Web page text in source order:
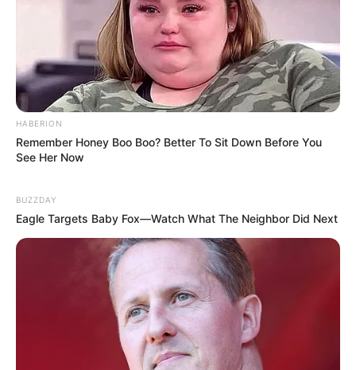
erleben, mit Superrutschen, spritzigen
Wasserspielen und mehreren Badebecken.
Informationen unterwww.celler-badeland.de.
Badeparadies Eiswiese in Göttingen - Auch wenn
das Sport- und Freizeitbad Eiswiese heißt, geht es
dort nicht eisig sondern eher sehr warm zu. Es gibt
zwei Schwimmhallen, einen Saunabereich, ein
Solebad, ein Babybecken und ein Außenbecken.
Hufeland Therme Bad Pyrmont - Als Heil- und
Therme ein Inbegriff für Entspannung auf luxuriöse
Art. Sie besitzt eine Sole-Schwimmlandschaft mit
Erlebnisbecken, großem Innen- und Außenbecken,
Sprudelbänke, Strömungskanal und Hot-Whirlpool.
Informationen unterwww.hufeland-therme.de
Wasserparadies Hildesheim - Mit Badeparadies,
HABERION
Remember Honey Boo Boo? Better To Sit Down Before You
See Her Now
BUZZDAY
Eagle Targets Baby Fox—Watch What The Neighbor Did Next